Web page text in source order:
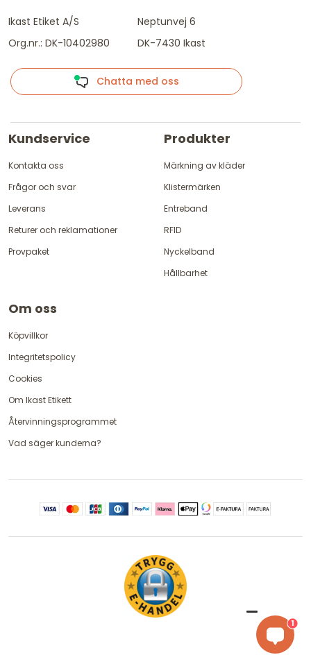
Ikast Etiket A/S
Org.nr.: DK-10402980
Neptunvej 6
DK-7430 Ikast
Chatta med oss
Kundservice
Kontakta oss
Frågor och svar
Leverans
Returer och reklamationer
Provpaket
Produkter
Märkning av kläder
Klistermärken
Entreband
RFID
Nyckelband
Hållbarhet
Om oss
Köpvillkor
Integritetspolicy
Cookies
Om Ikast Etikett
Återvinningsprogrammet
Vad säger kunderna?
1